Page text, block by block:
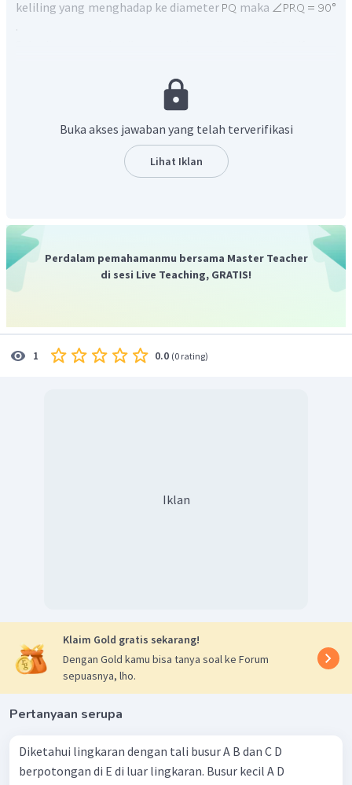
keliling yang menghadap ke diameter
maka
.
Dengan demikian, besar
Buka akses jawaban yang telah terverifikasi
Lihat Iklan
Perdalam pemahamanmu bersama Master Teacher
di sesi Live Teaching, GRATIS!
1 0.0 (0 rating)
Iklan
Klaim Gold gratis sekarang!
Dengan Gold kamu bisa tanya soal ke Forum
sepuasnya, lho.
Pertanyaan serupa
Diketahui lingkaran dengan tali busur A B dan C D
berpotongan di E di luar lingkaran. Busur kecil A D